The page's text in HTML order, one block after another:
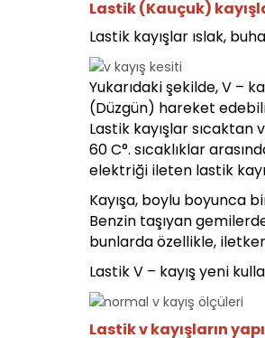
Lastik (Kauçuk)
Lastik kayışlar ıslak,
Yukarıdaki şekilde, V –
(Düzgün) hareket
Lastik kayışlar sıcaktan
60 C°. sıcaklıklar
elektriği ileten lastik
Kayışa, boylu boyunca
Benzin taşıyan
bunlarda özellikle,
Lastik V – kayış yeni
Lastik v kayışların